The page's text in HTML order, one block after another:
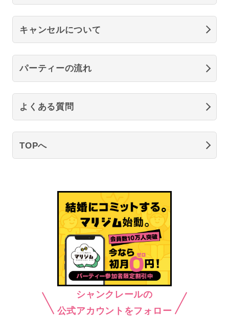
キャンセルについて
パーティーの流れ
よくある質問
TOPへ
シャンクレールの
公式アカウントをフォロー